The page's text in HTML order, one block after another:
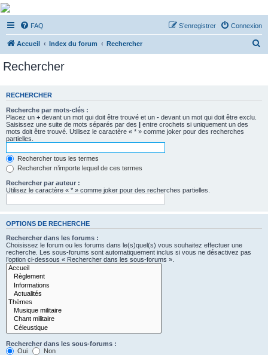
De Musicae Militari -
Forums
Forums de discussions
FAQ Connexion
S’enregistrer
Accueil Index du forum Rechercher
e
Rechercher
RECHERCHER
Recherche par mots-clés :
Placez un + devant un mot qui doit être trouvé et un - devant un mot qui doit être exclu.
Saisissez une suite de mots séparés par des | entre crochets si uniquement un des
mots doit être trouvé. Utilisez le caractère « * » comme joker pour des recherches
partielles.
Rechercher tous les termes
Rechercher n’importe lequel de ces termes
Rechercher par auteur :
Utilisez le caractère « * » comme joker pour des recherches partielles.
OPTIONS DE RECHERCHE
Rechercher dans les forums :
Choisissez le forum ou les forums dans le(s)quel(s) vous souhaitez effectuer une
recherche. Les sous-forums sont automatiquement inclus si vous ne désactivez pas
l’option ci-dessous « Rechercher dans les sous-forums ».
Rechercher dans les sous-forums :
Oui
Non